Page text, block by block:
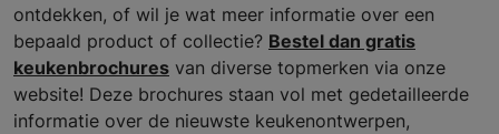
ontdekken, of wil je wat meer informatie over een
bepaald product of collectie? Bestel dan gratis
keukenbrochures van diverse topmerken via onze
website! Deze brochures staan vol met gedetailleerde
informatie over de nieuwste keukenontwerpen,